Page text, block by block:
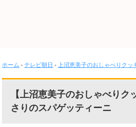
ホーム - テレビ朝日 - 上沼恵美子のおしゃべりクッ
【上沼恵美子のおしゃべりク
さりのスパゲッティーニ